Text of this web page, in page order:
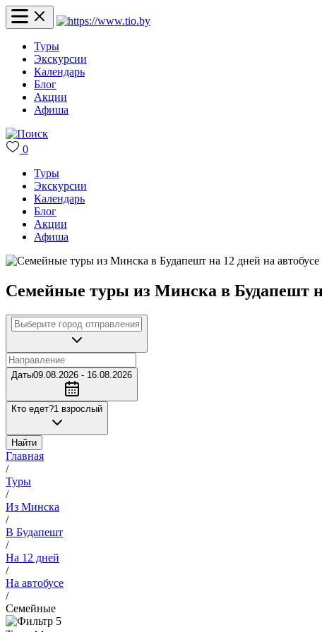
Туры
Экскурсии
Календарь
Блог
Акции
Афиша
0
Туры
Экскурсии
Календарь
Блог
Акции
Афиша
Семейные туры из Минска в Будапешт
Даты09.08.2026 - 16.08.2026
Кто едет?1 взрослый
Найти
Главная
/
Туры
/
Из Минска
/
В Будапешт
/
На 12 дней
/
На автобусе
/
Семейные
5